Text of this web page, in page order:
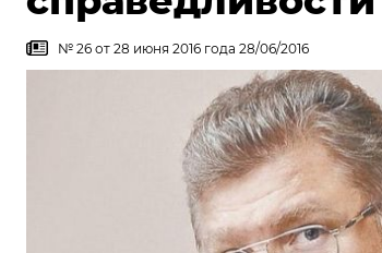
№ 26 от 28 июня 2016 года 28/06/2016